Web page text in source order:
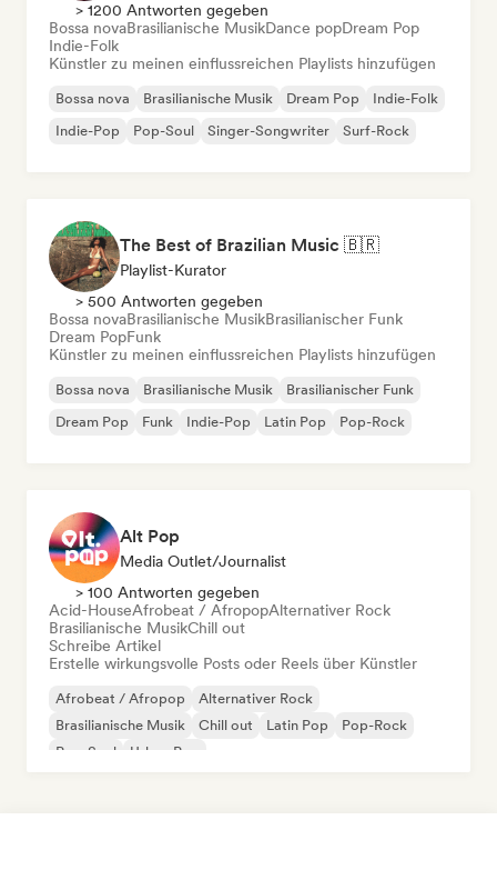
> 1200 Antworten gegeben
Bossa novaBrasilianische MusikDance popDream Pop
Indie-Folk
Künstler zu meinen einflussreichen Playlists hinzufügen
Bossa nova Brasilianische Musik Dream Pop
Indie-Folk
Indie-Pop
Pop-Soul Singer-Songwriter Surf-Rock
The Best of Brazilian Music 🇧🇷
Playlist-Kurator
> 500 Antworten gegeben
Bossa novaBrasilianische MusikBrasilianischer Funk
Dream PopFunk
Künstler zu meinen einflussreichen Playlists hinzufügen
Bossa nova Brasilianische Musik
Brasilianischer Funk
Dream Pop
Funk Indie-Pop Latin Pop Pop-Rock
Alt Pop
Media Outlet/Journalist
> 100 Antworten gegeben
Acid-HouseAfrobeat / AfropopAlternativer Rock
Brasilianische MusikChill out
Schreibe Artikel
Erstelle wirkungsvolle Posts oder Reels über Künstler
Afrobeat / Afropop
Alternativer Rock
Brasilianische Musik
Chill out Latin Pop
Pop-Rock
Pop-Soul
Urban Pop